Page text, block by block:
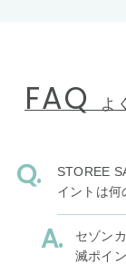
FAQ よ
STOREE
イントは何
セゾン
滅ポイ